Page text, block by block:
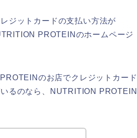
ジットカードの支払い方法が
PROTEINのホームページ
のお店でクレジットカード
るのなら、NUTRITION PROTEIN